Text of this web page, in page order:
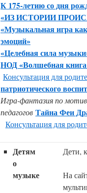
К 175-летию со дня
«ИЗ ИСТОРИИ
«Музыкальная игра
эмоций»
«Целебная сила
НОД «Волшебная
Консультация для
патриотического
Игра-фантазия по
педагогов Тайна Феи
Консультация для
Детям
о
музыке
Дети,
На